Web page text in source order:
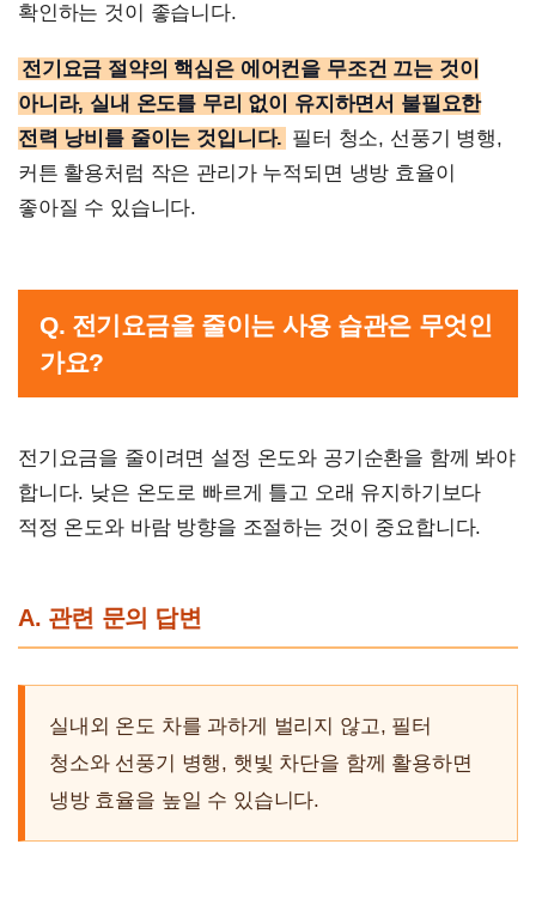
확인하는 것이 좋습니다.
전기요금 절약의 핵심은 에어컨을 무조건 끄는 것이
아니라, 실내 온도를 무리 없이 유지하면서 불필요한
전력 낭비를 줄이는 것입니다. 필터 청소, 선풍기 병행,
커튼 활용처럼 작은 관리가 누적되면 냉방 효율이
좋아질 수 있습니다.
Q. 전기요금을 줄이는 사용 습관은 무엇인
가요?
전기요금을 줄이려면 설정 온도와 공기순환을 함께 봐야
합니다. 낮은 온도로 빠르게 틀고 오래 유지하기보다
적정 온도와 바람 방향을 조절하는 것이 중요합니다.
A. 관련 문의 답변
실내외 온도 차를 과하게 벌리지 않고, 필터
청소와 선풍기 병행, 햇빛 차단을 함께 활용하면
냉방 효율을 높일 수 있습니다.